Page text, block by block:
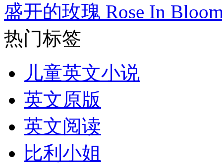
盛开的玫瑰 Rose In
热门标签
儿童英文小说
英文原版
英文阅读
比利小姐